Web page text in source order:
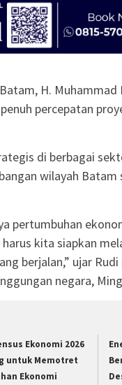
Batam, H.
percepatan
di berbagai
wilayah
pertumbuhan
kita siapkan
berjalan,” ujar
negara,
Ekonomi 2026
untuk Memotret
Ekonomi